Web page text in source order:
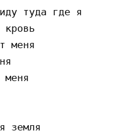
туда где я
меня
меня
земля